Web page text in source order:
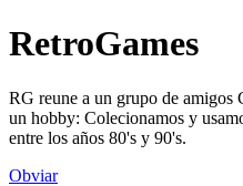
RetroGames
RG reune a un grupo de amigos
un hobby: Colecionamos y
entre los años 80's y 90's.
Obviar